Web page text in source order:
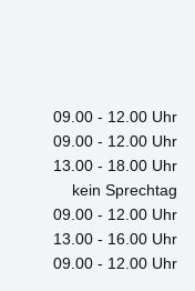
09.00 - 12.00 Uhr
09.00 - 12.00 Uhr
13.00 - 18.00 Uhr
kein Sprechtag
09.00 - 12.00 Uhr
13.00 - 16.00 Uhr
09.00 - 12.00 Uhr